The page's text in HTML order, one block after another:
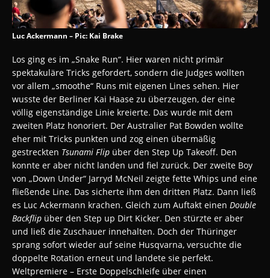
Luc Ackermann – Pic: Kai Brake
Los ging es im „Snake Run“. Hier waren nicht primär
spektakuläre Tricks gefordert, sondern die Judges wollten
vor allem „smoothe“ Runs mit eigenen Lines sehen. Hier
wusste der Berliner Kai Haase zu überzeugen, der eine
völlig eigenständige Linie kreierte. Das wurde mit dem
zweiten Platz honoriert. Der Australier Pat Bowden wollte
eher mit Tricks punkten und zog einen übermäßig
gestreckten Tsunami Flip über den Step Up Takeoff. Den
konnte er aber nicht landen und fiel zurück. Der zweite Boy
von „Down Under“ Jarryd McNeil zeigte fette Whips und eine
fließende Line. Das sicherte ihm den dritten Platz. Dann ließ
es Luc Ackermann krachen. Gleich zum Auftakt einen Double
Backflip über den Step up Dirt Kicker. Den stürzte er aber
und ließ die Zuschauer innehalten. Doch der Thüringer
sprang sofort wieder auf seine Husqvarna, versuchte die
doppelte Rotation erneut und landete sie perfekt.
Weltpremiere – Erste Doppelschleife über einen